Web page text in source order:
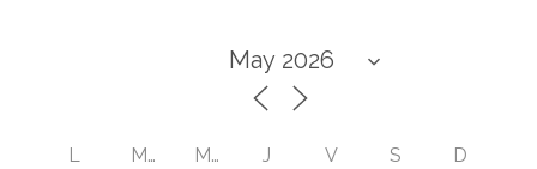
L M M J V S D